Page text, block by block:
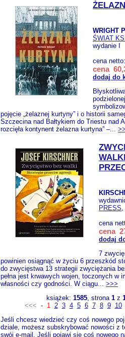
WRIGHT
ŚWIAT
wydanie I
cena
cena
dodaj do
pojęcie „żelaznej kurtyny” i o historii
Szczecina nad Bałtykiem do Triestu nad
rozcięła kontynent żelazna kurtyna” –...
PRESS,
cena
cena
dodaj
7
powinien osiągnąć w życiu 6 przeszkód
do zwycięstwa 13 strategii zwyciężania
pełna jest krwawych wojen, toczonych w
własności czy godności. W ciągu... >>>
książek: 1585, strona 1z
<<< - 1 2 3 4 5 6 7 8 9
10
Jeśli chcesz wiedzieć czy coś nowego
dziale, możesz subskrybować nowości z
swój e-mail. Jeśli pojawi się coś nowego